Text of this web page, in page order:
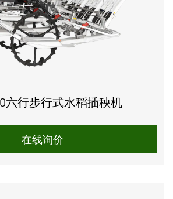
六行步行式水稻插秧机
在线询价